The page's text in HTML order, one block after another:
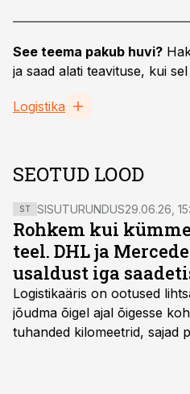
See teema pakub huvi?
ja saad alati teavituse, kui
Logistika
SEOTUD LOOD
ST SISUTURUNDUS29.06.26,
Rohkem kui
teel. DHL ja
usaldust iga
Logistikaäris on ootused
jõudma õigel ajal õigesse
tuhanded kilomeetrid, sajad